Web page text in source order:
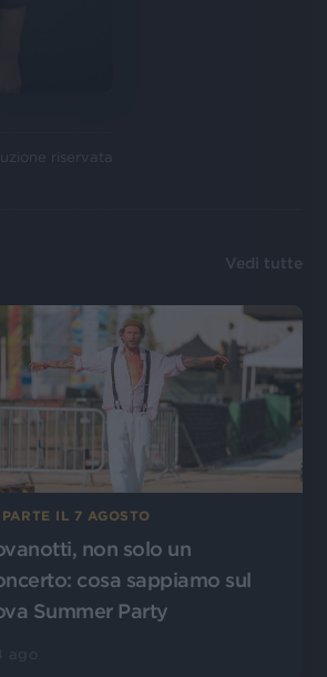
riservata
Vedi tutte
IL 7 AGOSTO
non solo un
cosa sappiamo sul
Summer Party